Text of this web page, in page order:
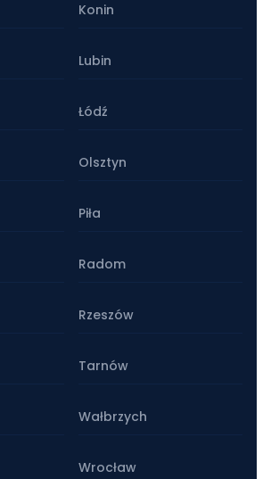
Konin
Lubin
Łódź
Olsztyn
Piła
Radom
Rzeszów
Tarnów
Wałbrzych
Wrocław